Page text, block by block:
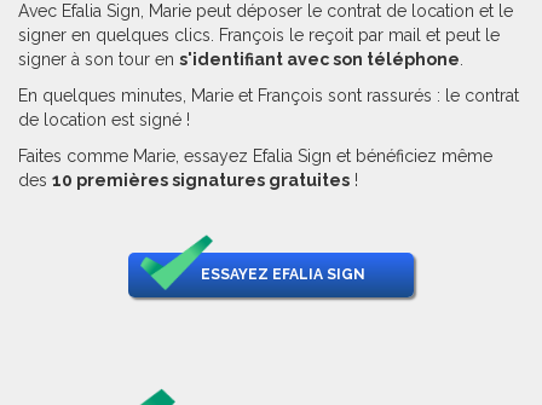
Avec Efalia Sign, Marie peut déposer le contrat de location et le
signer en quelques clics. François le reçoit par mail et peut le
signer à son tour en s'identifiant avec son téléphone
En quelques minutes, Marie et François sont rassurés : le contrat
de location est signé !
Faites comme Marie, essayez Efalia Sign et bénéficiez même
des 10 premières signatures gratuites !
ESSAYEZ EFALIA SIGN